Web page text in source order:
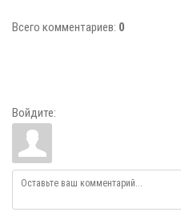
Всего комментариев: 0
Войдите: